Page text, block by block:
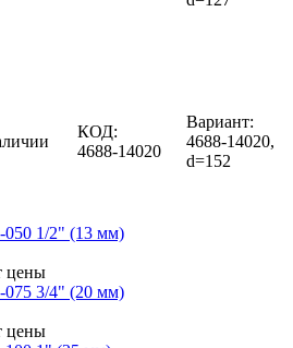
КОД:
4688-14020
Вариант:
4688-14020,
d=152
1/2" (13 мм)
цены
3/4" (20 мм)
цены